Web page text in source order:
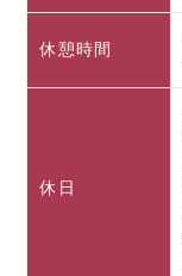
休憩時間
休日